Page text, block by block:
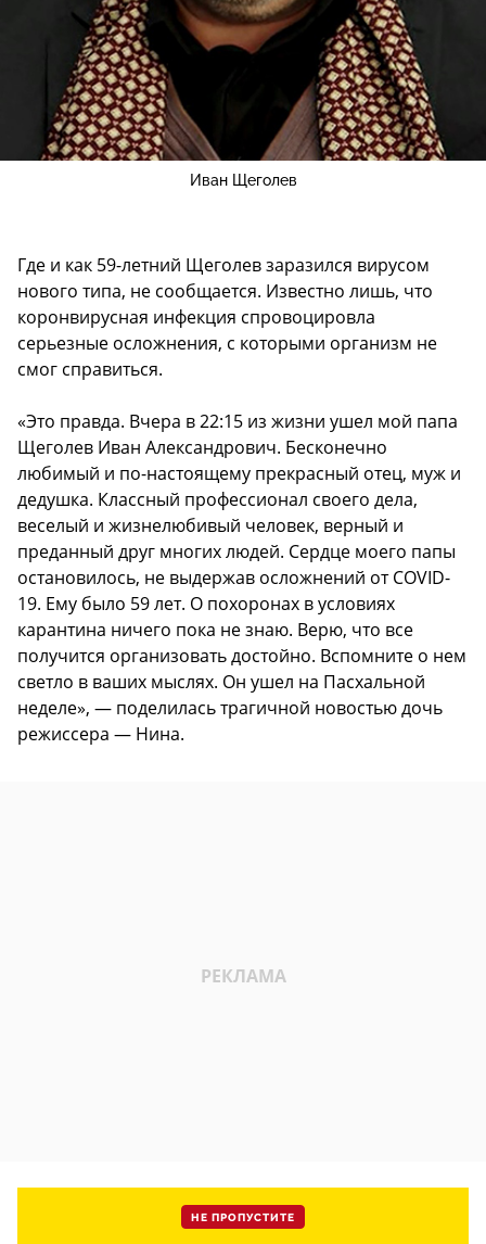
Иван Щеголев
Где и как 59-летний Щеголев заразился вирусом
нового типа, не сообщается. Известно лишь, что
коронвирусная инфекция спровоцировла
серьезные осложнения, с которыми организм не
смог справиться.
«Это правда. Вчера в 22:15 из жизни ушел мой папа
Щеголев Иван Александрович. Бесконечно
любимый и по-настоящему прекрасный отец, муж и
дедушка. Классный профессионал своего дела,
веселый и жизнелюбивый человек, верный и
преданный друг многих людей. Сердце моего папы
остановилось, не выдержав осложнений от COVID-
19. Ему было 59 лет. О похоронах в условиях
карантина ничего пока не знаю. Верю, что все
получится организовать достойно. Вспомните о нем
светло в ваших мыслях. Он ушел на Пасхальной
неделе», — поделилась трагичной новостью дочь
режиссера — Нина.
НЕ ПРОПУСТИТЕ